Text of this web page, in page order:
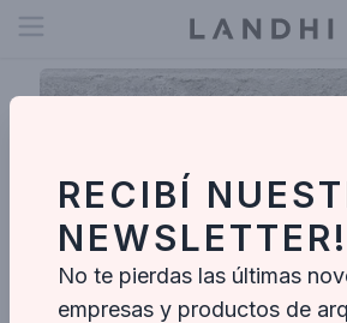
Open menu
RECIBÍ
NEWSLETTER!
No te pierdas las últimas
empresas y productos de